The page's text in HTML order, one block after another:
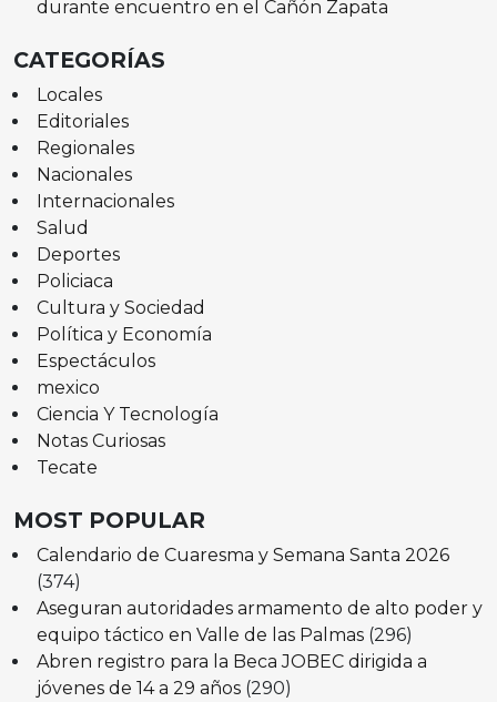
durante encuentro en el Cañón Zapata
CATEGORÍAS
Locales
Editoriales
Regionales
Nacionales
Internacionales
Salud
Deportes
Policiaca
Cultura y Sociedad
Política y Economía
Espectáculos
mexico
Ciencia Y Tecnología
Notas Curiosas
Tecate
MOST POPULAR
Calendario de Cuaresma y Semana Santa 2026
(374)
Aseguran autoridades armamento de alto poder y
equipo táctico en Valle de las Palmas (296)
Abren registro para la Beca JOBEC dirigida a
jóvenes de 14 a 29 años (290)